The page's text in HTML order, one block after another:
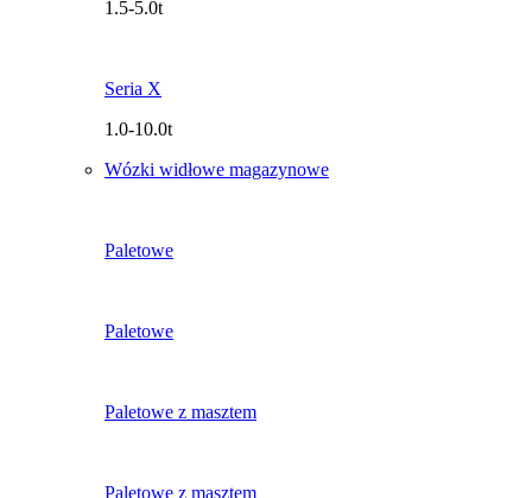
1.5-5.0t
Seria X
1.0-10.0t
Wózki widłowe magazynowe
Paletowe
Paletowe
Paletowe z masztem
Paletowe z masztem